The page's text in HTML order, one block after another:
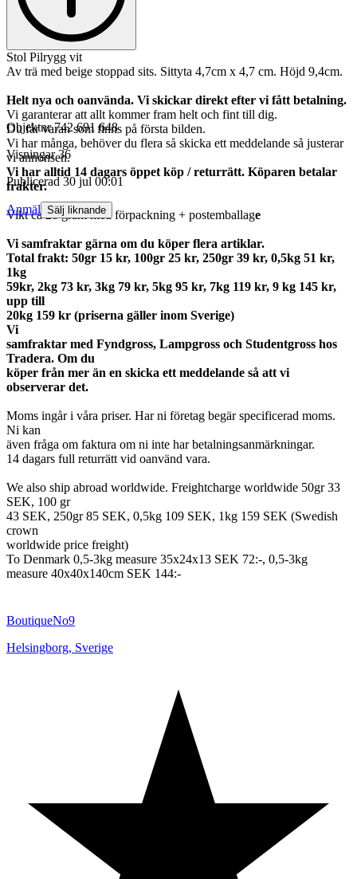
Stol Pilrygg vit
Av trä med beige stoppad sits. Sittyta 4,7cm x 4,7 cm. Höjd 9,4cm.
Helt nya och oanvända. Vi skickar direkt efter vi fått betalning.
Vi garanterar att allt kommer fram helt och fint till dig.
Du får varan som finns på första bilden.
Vi har många, behöver du flera så skicka ett meddelande så justerar
vi annonsen.
Vi har alltid 14 dagars öppet köp / returrätt. Köparen betalar
frakter.
Vikt ca 28 gram med förpackning + postemballage
Vi samfraktar gärna om du köper flera artiklar.
Total frakt: 50gr 15 kr, 100gr 25 kr, 250gr 39 kr, 0,5kg 51 kr,
1kg
59kr, 2kg 73 kr, 3kg 79 kr, 5kg 95 kr, 7kg 119 kr, 9 kg 145 kr,
upp till
20kg 159 kr (priserna gäller inom Sverige)
Vi
samfraktar med Fyndgross, Lampgross och Studentgross hos
Tradera. Om du
köper från mer än en skicka ett meddelande så att vi
observerar det.
Moms ingår i våra priser. Har ni företag begär specificerad moms.
Ni kan
även fråga om faktura om ni inte har betalningsanmärkningar.
14 dagars full returrätt vid oanvänd vara.
We also ship abroad worldwide. Freightcharge worldwide 50gr 33
SEK, 100 gr
43 SEK, 250gr 85 SEK, 0,5kg 109 SEK, 1kg 159 SEK (Swedish
crown
worldwide price freight)
To Denmark 0,5-3kg measure 35x24x13 SEK 72:-, 0,5-3kg
measure 40x40x140cm SEK 144:-
Objektnr 742 691 648
Visningar 36
Publicerad 30 jul 00:01
Anmäl Sälj liknande
BoutiqueNo9
Helsingborg, Sverige